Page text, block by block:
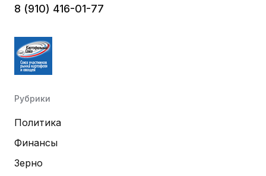
8 (910) 416-01-77
Рубрики
Политика
Финансы
Зерно